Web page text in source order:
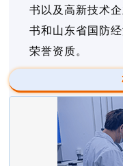
书以及高新技术
书和山东省国防
荣誉资质。